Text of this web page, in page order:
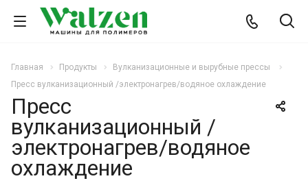
Главная Продукты
Вулканизационные и вырубные прессы
Пресс вулканизационный /электронагрев/водяное охлаждение
Пресс
вулканизационный /
электронагрев/водяное
охлаждение